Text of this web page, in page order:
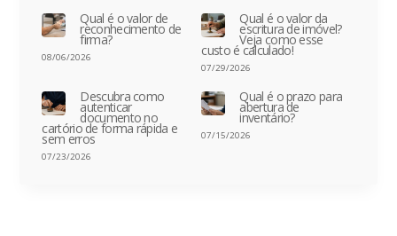
Qual é o valor de
reconhecimento de
firma?
08/06/2026
Qual é o valor da
escritura de imóvel?
Veja como esse
custo é calculado!
07/29/2026
Descubra como
autenticar
documento no
cartório de forma rápida e
sem erros
07/23/2026
Qual é o prazo para
abertura de
inventário?
07/15/2026